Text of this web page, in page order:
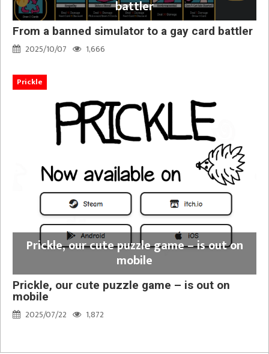
battler
From a banned simulator to a gay card battler
2025/10/07
1,666
Prickle
Prickle, our cute puzzle game – is out on
mobile
Prickle, our cute puzzle game – is out on
mobile
2025/07/22
1,872